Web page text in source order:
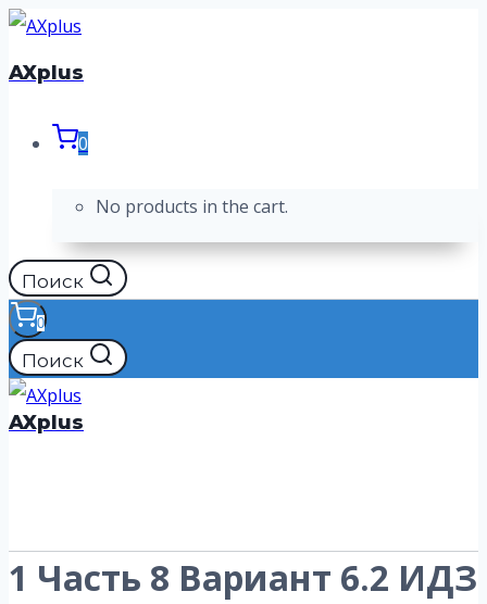
Перейти
к
AXplus
0
No products in the cart.
Поиск
0
Поиск
AXplus
1 Часть 8 Вариант 6.2 ИДЗ